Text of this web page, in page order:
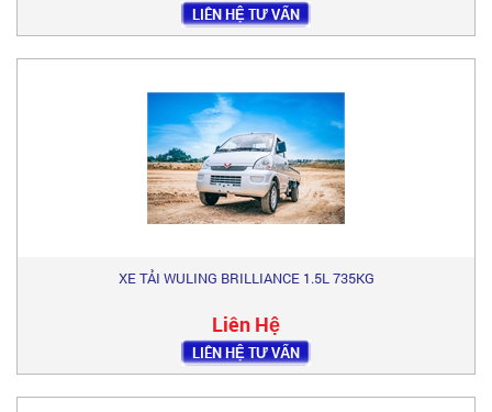
LIÊN HỆ TƯ VẤN
XE TẢI WULING BRILLIANCE 1.5L 735KG
Liên Hệ
LIÊN HỆ TƯ VẤN